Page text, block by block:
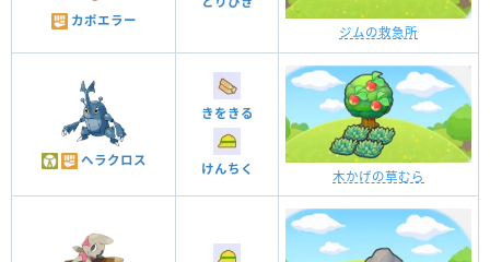
カポエラー
ジムの救急所
ヘラクロス
きをきる
けんちく 木かげの草むら